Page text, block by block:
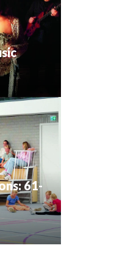
61-